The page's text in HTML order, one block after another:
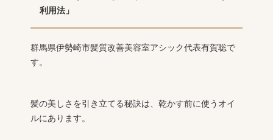
利用法」
群馬県伊勢崎市髪質改善美容室アシック代表有賀聡で
す。
髪の美しさを引き立てる秘訣は、乾かす前に使うオイ
ルにあります。